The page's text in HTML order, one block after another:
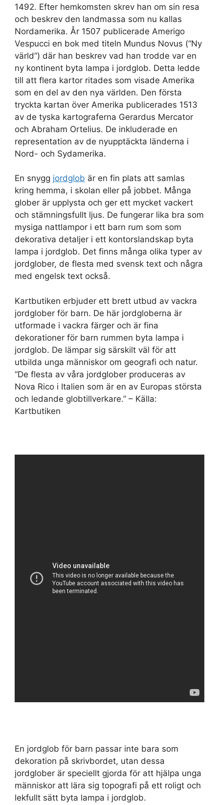
1492. Efter hemkomsten skrev han om sin resa
och beskrev den landmassa som nu kallas
Nordamerika. År 1507 publicerade Amerigo
Vespucci en bok med titeln Mundus Novus (“Ny
värld”) där han beskrev vad han trodde var en
ny kontinent byta lampa i jordglob. Detta ledde
till att flera kartor ritades som visade Amerika
som en del av den nya världen. Den första
tryckta kartan över Amerika publicerades 1513
av de tyska kartograferna Gerardus Mercator
och Abraham Ortelius. De inkluderade en
representation av de nyupptäckta länderna i
Nord- och Sydamerika.
En snygg jordglob är en fin plats att samlas
kring hemma, i skolan eller på jobbet. Många
glober är upplysta och ger ett mycket vackert
och stämningsfullt ljus. De fungerar lika bra som
mysiga nattlampor i ett barn rum som som
dekorativa detaljer i ett kontorslandskap byta
lampa i jordglob. Det finns många olika typer av
jordglober, de flesta med svensk text och några
med engelsk text också.
Kartbutiken erbjuder ett brett utbud av vackra
jordglober för barn. De här jordgloberna är
utformade i vackra färger och är fina
dekorationer för barn rummen byta lampa i
jordglob. De lämpar sig särskilt väl för att
utbilda unga människor om geografi och natur.
“De flesta av våra jordglober produceras av
Nova Rico i Italien som är en av Europas största
och ledande globtillverkare.” – Källa:
Kartbutiken
En jordglob för barn passar inte bara som
dekoration på skrivbordet, utan dessa
jordglober är speciellt gjorda för att hjälpa unga
människor att lära sig topografi på ett roligt och
lekfullt sätt byta lampa i jordglob.